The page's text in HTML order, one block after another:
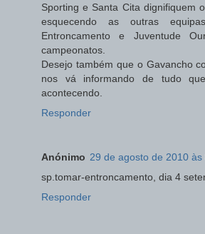
Sporting e Santa Cita dignifiquem
esquecendo as outras
Entroncamento e Juventude
campeonatos.
Desejo também que o Gavancho
nos vá informando de tudo
acontecendo.
Responder
Anónimo 29 de agosto de 2010 às
sp.tomar-entroncamento, dia 4
Responder